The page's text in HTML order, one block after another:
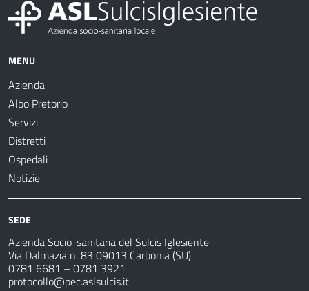
MENU
Azienda
Albo Pretorio
Servizi
Distretti
Ospedali
Notizie
SEDE
Azienda Socio-sanitaria del Sulcis Iglesiente
Via Dalmazia n. 83 09013 Carbonia (SU)
0781 6681 – 0781 3921
protocollo@pec.aslsulcis.it